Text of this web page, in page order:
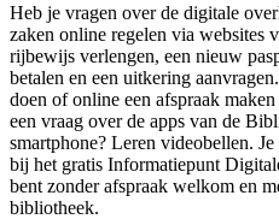
Heb je vragen over de digitale
zaken online regelen via websites
rijbewijs verlengen, een nieuw
betalen en een uitkering
doen of online een afspraak
een vraag over de apps van de
smartphone? Leren videobellen.
bij het gratis Informatiepunt
bent zonder afspraak welkom en
bibliotheek.